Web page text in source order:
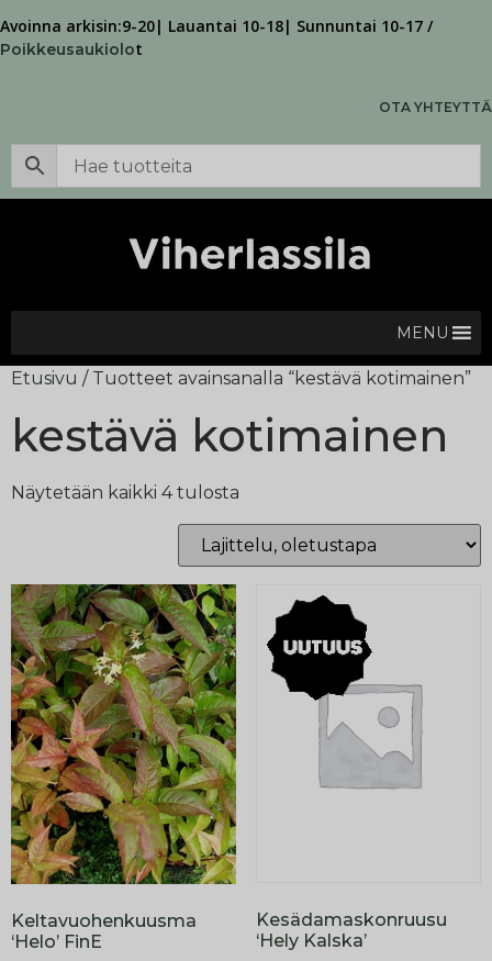
Avoinna arkisin:9-20| Lauantai 10-18| Sunnuntai 10-17 /
Poikkeusaukiolot
OTA YHTEYTTÄ
MENU
Etusivu / Tuotteet avainsanalla “kestävä kotimainen”
kestävä kotimainen
Näytetään kaikki 4 tulosta
Keltavuohenkuusma
‘Helo’ FinE
Kesädamaskonruusu
‘Hely Kalska’